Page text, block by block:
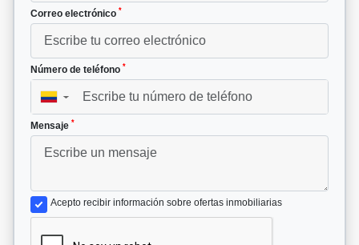
Correo electrónico *
Número de teléfono *
▼
Mensaje *
Acepto recibir información sobre ofertas inmobiliarias